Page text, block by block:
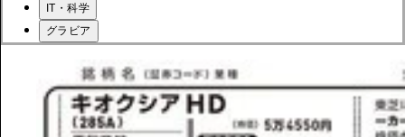
IT・科学
グラビア